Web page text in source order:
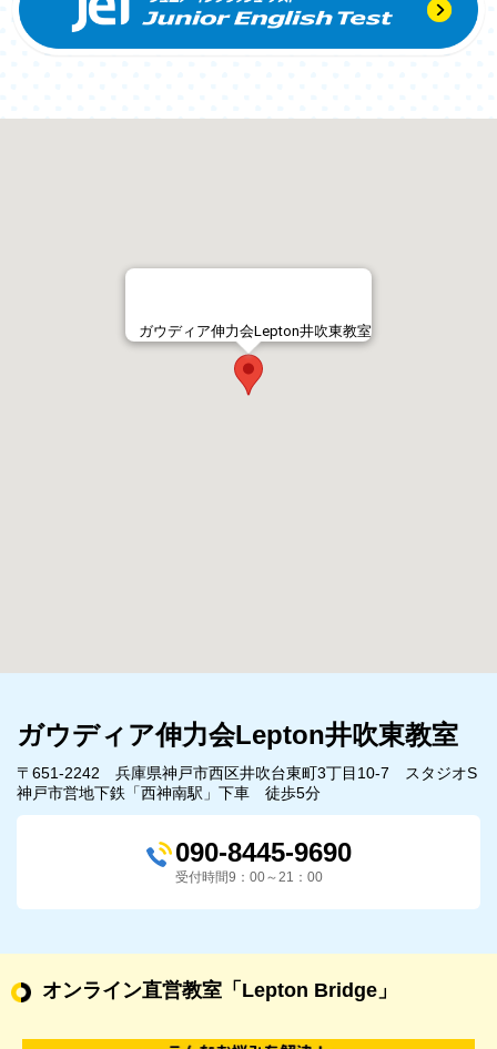
ガウディア伸力会Lepton井吹東教室
ガウディア伸力会Lepton井吹東教室
〒651-2242 兵庫県神戸市西区井吹台東町3丁目10-7 スタジオS
神戸市営地下鉄「西神南駅」下車 徒歩5分
090-8445-9690
受付時間9：00～21：00
オンライン直営教室 「Lepton Bridge」